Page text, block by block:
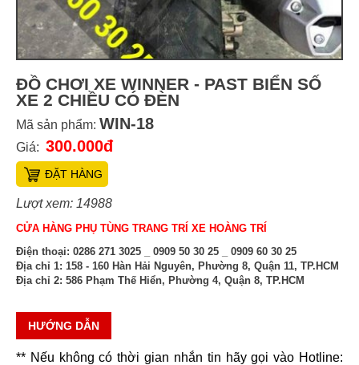
ĐỒ CHƠI XE WINNER - PAST BIỂN SỐ
XE 2 CHIỀU CÓ ĐÈN
Mã sản phẩm: WIN-18
Giá: 300.000đ
ĐẶT HÀNG
Lượt xem: 14988
CỬA HÀNG PHỤ TÙNG TRANG TRÍ XE HOÀNG TRÍ
Điện thoại: 0286 271 3025 _ 0909 50 30 25 _ 0909 60 30 25
Địa chỉ 1: 158 - 160 Hàn Hải Nguyên, Phường 8, Quận 11, TP.HCM
Địa chỉ 2: 586 Phạm Thế Hiển, Phường 4, Quận 8, TP.HCM
HƯỚNG DẪN
** Nếu không có thời gian nhắn tin hãy gọi vào Hotline: